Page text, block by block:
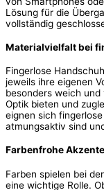
Lösung für die
vollständig
Materialvielfalt bei
Fingerlose
jeweils ihre eigenen
besonders weich
Optik bieten und
eignen sich
atmungsaktiv sind
Farbenfrohe
Farben spielen bei
eine wichtige Rolle.